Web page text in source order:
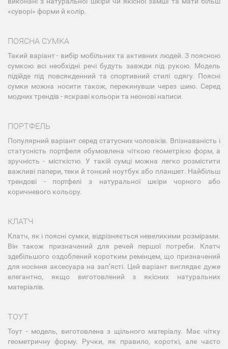
«суворі» форми й колір.
ПОЯСНА СУМКА
Такий варіант - вибір мобільних та активних людей. З поясною
сумкою всі необхідні речі будуть завжди під рукою. Модель
підійде під повсякденний та спортивний стилі одягу. Поясні
сумки можна носити також, перекинувши через шию. Серед
модних трендів - яскраві кольори та неонові написи.
ПОРТФЕЛЬ
Популярний варіант серед статусних чоловіків. Впізнаваність і
статусність портфеля обумовлена чіткою геометрією форм, а
зручність - місткістю. У такій сумці можна легко розмістити
важливі папери, теки й тонкий ноутбук або планшет. Найбільш
трендові - портфелі з натуральної шкіри чорного або
коричневого кольору.
КЛАТЧ
Клатч, як і поясні сумки, відрізняється невеликими розмірами.
Він також призначений для речей першої потреби. Клатч
здебільшого оздоблений коротким ремінцем, що призначений
для носіння аксесуара на запʼясті. Цей варіант виглядає дуже
елегантно, якщо виготовлений з якісних натуральних
матеріалів.
ТОУТ
Тоут - модель, виготовлена з щільного матеріалу. Має чітку
геометричну форму. Ручки, як правило, короткі, але часто